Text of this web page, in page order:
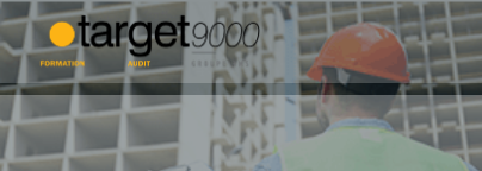
Aller
au
contenu